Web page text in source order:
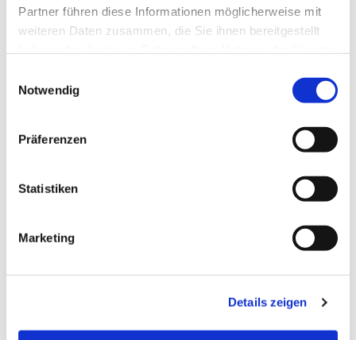
Partner führen diese Informationen möglicherweise mit
weiteren Daten zusammen, die Sie ihnen bereitgestellt
Notwendig
Präferenzen
Statistiken
Marketing
Details zeigen